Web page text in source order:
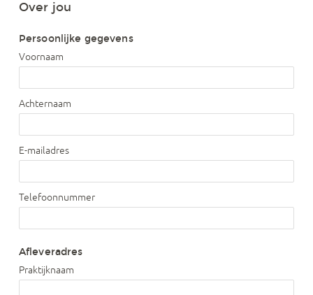
Over jou
Persoonlijke gegevens
Voornaam
Achternaam
E-mailadres
Telefoonnummer
Afleveradres
Praktijknaam